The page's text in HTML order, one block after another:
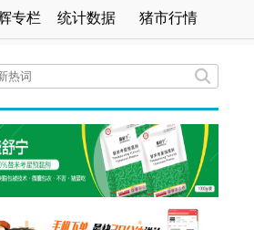
专栏 统计数据 猪市行情